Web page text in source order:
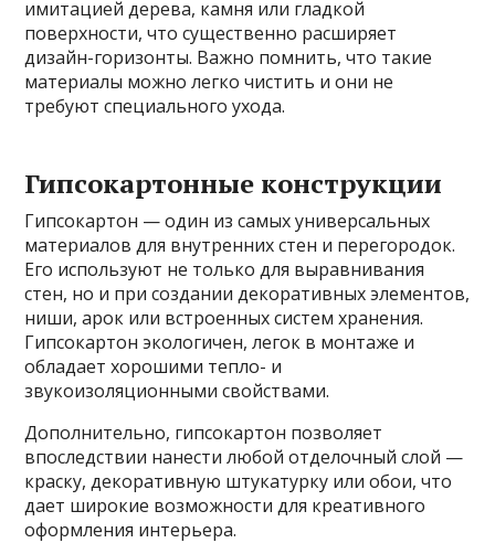
имитацией дерева, камня или гладкой
поверхности, что существенно расширяет
дизайн-горизонты. Важно помнить, что такие
материалы можно легко чистить и они не
требуют специального ухода.
Гипсокартонные конструкции
Гипсокартон — один из самых универсальных
материалов для внутренних стен и перегородок.
Его используют не только для выравнивания
стен, но и при создании декоративных элементов,
ниши, арок или встроенных систем хранения.
Гипсокартон экологичен, легок в монтаже и
обладает хорошими тепло- и
звукоизоляционными свойствами.
Дополнительно, гипсокартон позволяет
впоследствии нанести любой отделочный слой —
краску, декоративную штукатурку или обои, что
дает широкие возможности для креативного
оформления интерьера.